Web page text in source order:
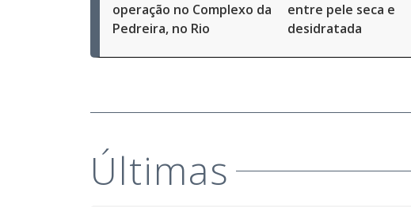
operação no Complexo da
Pedreira, no Rio
entre pele seca e
desidratada
Últimas